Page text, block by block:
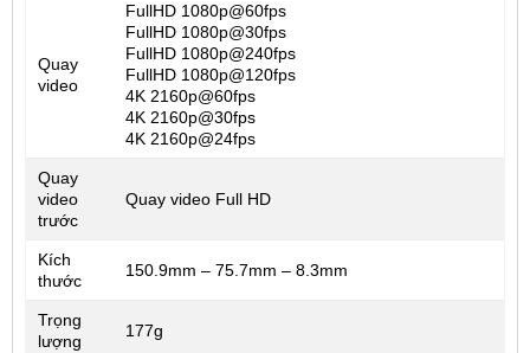
Quay
video
FullHD 1080p@60fps
FullHD 1080p@30fps
FullHD 1080p@240fps
FullHD 1080p@120fps
4K 2160p@60fps
4K 2160p@30fps
4K 2160p@24fps
Quay
video
trước
Quay video Full HD
Kích
thước
150.9mm – 75.7mm – 8.3mm
Trọng
lượng
177g